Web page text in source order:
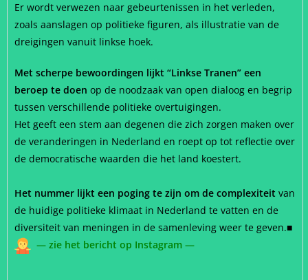
Er wordt verwezen naar gebeurtenissen in het verleden,
zoals aanslagen op politieke figuren, als illustratie van de
dreigingen vanuit linkse hoek.
Met scherpe bewoordingen lijkt “Linkse Tranen” een
beroep te doen op de noodzaak van open dialoog en begrip
tussen verschillende politieke overtuigingen.
Het geeft een stem aan degenen die zich zorgen maken over
de veranderingen in Nederland en roept op tot reflectie over
de democratische waarden die het land koestert.
Het nummer lijkt een poging te zijn om de complexiteit van
de huidige politieke klimaat in Nederland te vatten en de
diversiteit van meningen in de samenleving weer te geven.■
— zie het bericht op Instagram —